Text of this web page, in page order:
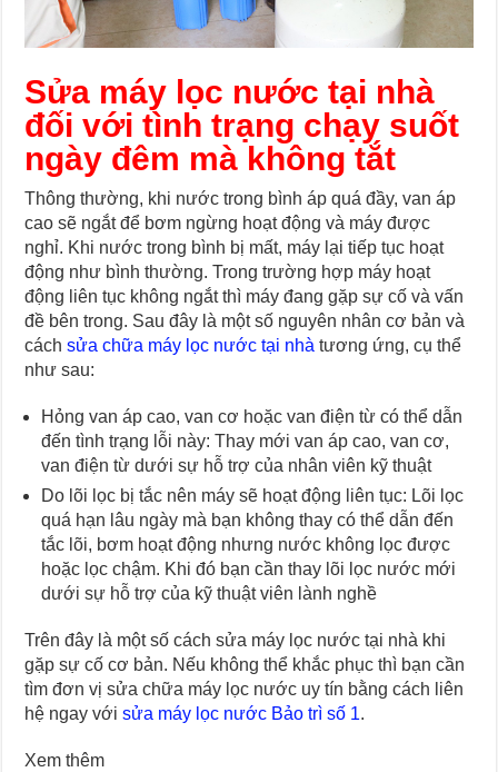
Sửa máy lọc nước tại nhà
đối với tình trạng chạy suốt
ngày đêm mà không tắt
Thông thường, khi nước trong bình áp quá đầy, van áp
cao sẽ ngắt để bơm ngừng hoạt động và máy được
nghỉ. Khi nước trong bình bị mất, máy lại tiếp tục hoạt
động như bình thường. Trong trường hợp máy hoạt
động liên tục không ngắt thì máy đang gặp sự cố và vấn
đề bên trong. Sau đây là một số nguyên nhân cơ bản và
cáchsửa chữa máy lọc nước tại nhà tương ứng, cụ thể
như sau:
Hỏngvan áp cao, van cơ hoặc van điện từ có thể dẫn
đến tình trạng lỗi này: Thay mới van áp cao, van cơ,
van điện từ dưới sự hỗ trợ của nhân viên kỹ thuật
Do lõi lọc bị tắc nên máy sẽ hoạt động liên tục: Lõi lọc
quá hạn lâu ngày mà bạn không thay có thể dẫn đến
tắc lõi, bơm hoạt động nhưng nước không lọc được
hoặc lọc chậm. Khi đó bạn cần thay lõi lọc nước mới
dưới sự hỗ trợ của kỹ thuật viên lành nghề
Trên đây là một số cách sửa máy lọc nước tại nhà khi
gặp sự cố cơ bản. Nếu không thể khắc phục thì bạn cần
tìm đơn vị sửa chữa máy lọc nước uy tín bằng cách liên
hệ ngay vớisửa máy lọc nước Bảo trì số 1.
Xem thêm